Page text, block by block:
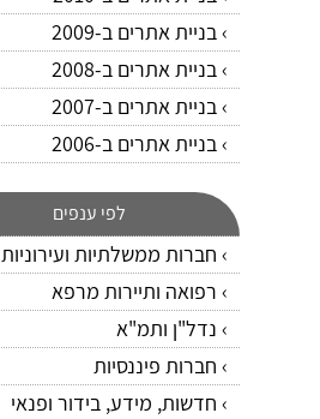
בניית אתרים ב-2009
בניית אתרים ב-2008
בניית אתרים ב-2007
בניית אתרים ב-2006
לפי ענפים
חברות ממשלתיות ועירוניות
רפואה ותיירות מרפא
נדל"ן ותמ"א
חברות פיננסיות
חדשות, מידע, בידור ופנאי